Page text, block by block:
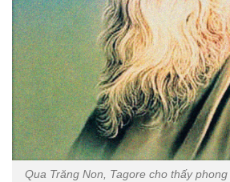
Qua Trăng Non, Tagore cho thấy